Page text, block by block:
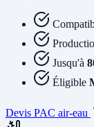
Jusqu'à
Éligible
Devis PAC air-eau